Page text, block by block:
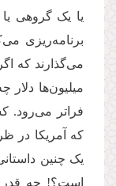
یا یک گروهی
برنامه‌ریزی
می‌گذارند که
میلیون‌ها دلار
فراتر می‌رود.
که آمریکا در
یک چنین
است؟! چه